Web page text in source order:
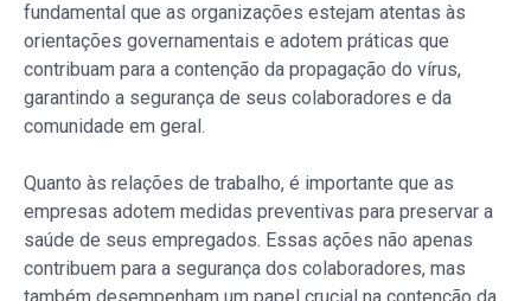
fundamental que as organizações estejam atentas às
orientações governamentais e adotem práticas que
contribuam para a contenção da propagação do vírus,
garantindo a segurança de seus colaboradores e da
comunidade em geral.
Quanto às relações de trabalho, é importante que as
empresas adotem medidas preventivas para preservar a
saúde de seus empregados. Essas ações não apenas
contribuem para a segurança dos colaboradores, mas